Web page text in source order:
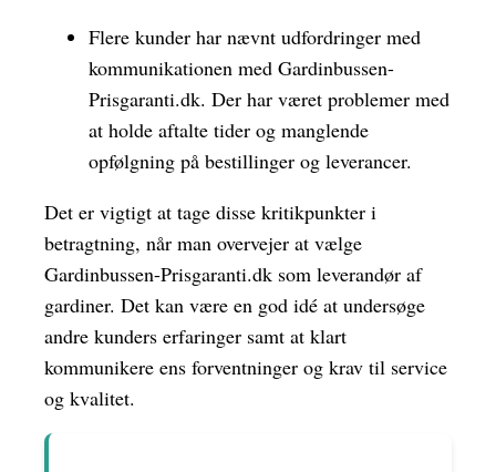
Flere kunder har nævnt udfordringer med
kommunikationen med Gardinbussen-
Prisgaranti.dk. Der har været problemer med
at holde aftalte tider og manglende
opfølgning på bestillinger og leverancer.
Det er vigtigt at tage disse kritikpunkter i
betragtning, når man overvejer at vælge
Gardinbussen-Prisgaranti.dk som leverandør af
gardiner. Det kan være en god idé at undersøge
andre kunders erfaringer samt at klart
kommunikere ens forventninger og krav til service
og kvalitet.